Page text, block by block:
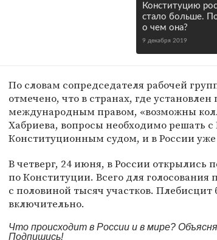
Конституцию
стало больше.
о чем она?
9 декабря 2019
По словам сопредседателя рабочей
отмечено, что в странах, где
международным правом, «возможны
Хабриева, вопросы необходимо решать
Конституционным судом, и в России уже
В четверг, 24 июня, в России открылись
по Конституции. Всего для голосования
с половиной тысяч участков.
включительно.
Что происходит в России и в мире?
Подпишись!